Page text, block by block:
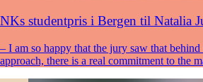
NKs studentpris i Bergen til Natalia
– I am so happy that the jury saw that
approach, there is a real commitment to the